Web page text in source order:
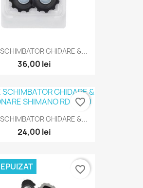
GHIDARE &...
36,00 lei
GHIDARE &...
24,00 lei
favorite_border
favorite_border